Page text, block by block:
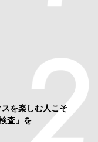
スを楽しむ人こそ
査」を